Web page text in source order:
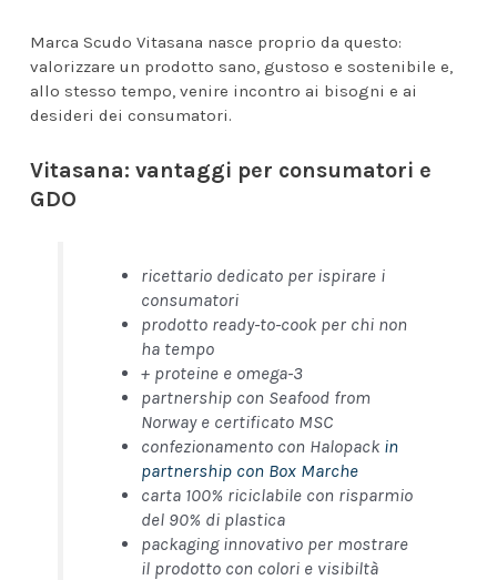
Marca Scudo Vitasana nasce proprio da questo:
valorizzare un prodotto sano, gustoso e sostenibile e,
allo stesso tempo, venire incontro ai bisogni e ai
desideri dei consumatori.
Vitasana: vantaggi per consumatori e
GDO
ricettario dedicato per ispirare i
consumatori
prodotto ready-to-cook per chi non
ha tempo
+ proteine e omega-3
partnership con Seafood from
Norway e certificato MSC
confezionamento con Halopack in
partnership con Box Marche
carta 100% riciclabile con risparmio
del 90% di plastica
packaging innovativo per mostrare
il prodotto con colori e visibiltà